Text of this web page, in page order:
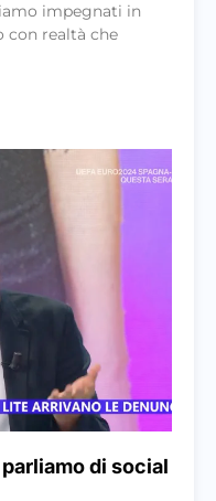
impegnati in
con realtà che
di social